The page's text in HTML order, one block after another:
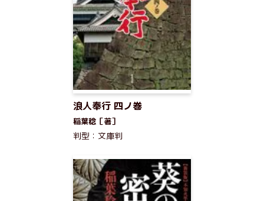
浪人奉行 四ノ巻
稲葉稔［著］
判型：文庫判